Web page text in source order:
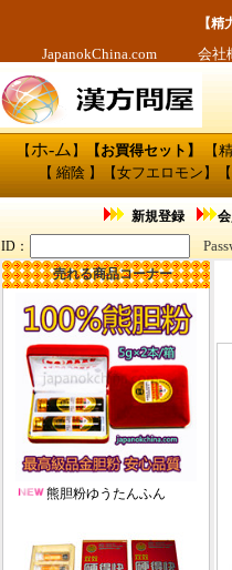
【精
JapanokChina.com 会社
【 ホ-ム 】 【お買得セット 】 【
【 縮陰 】【女フエロモン 】【
新規登録
ID ：
売れる商品コーナー
熊胆粉ゆうたんふん